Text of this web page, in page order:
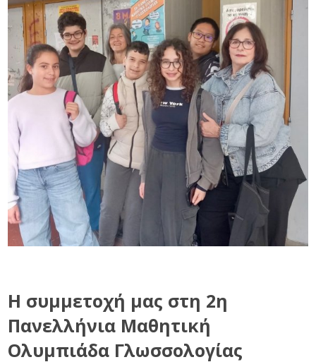
Η συμμετοχή μας στη 2η
Πανελλήνια Μαθητική
Ολυμπιάδα Γλωσσολογίας